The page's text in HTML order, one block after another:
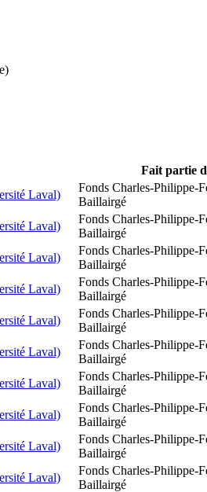
Fait partie
Laval)
Fonds Charles-Philippe-
Baillairgé
Laval)
Fonds Charles-Philippe-
Baillairgé
Laval)
Fonds Charles-Philippe-
Baillairgé
Laval)
Fonds Charles-Philippe-
Baillairgé
Laval)
Fonds Charles-Philippe-
Baillairgé
Laval)
Fonds Charles-Philippe-
Baillairgé
Laval)
Fonds Charles-Philippe-
Baillairgé
Laval)
Fonds Charles-Philippe-
Baillairgé
Laval)
Fonds Charles-Philippe-
Baillairgé
Laval)
Fonds Charles-Philippe-
Baillairgé